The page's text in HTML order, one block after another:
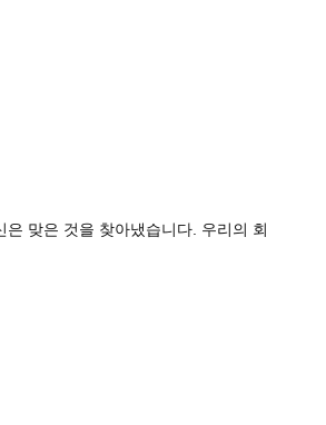
맞은 것을 찾아냈습니다. 우리의 회